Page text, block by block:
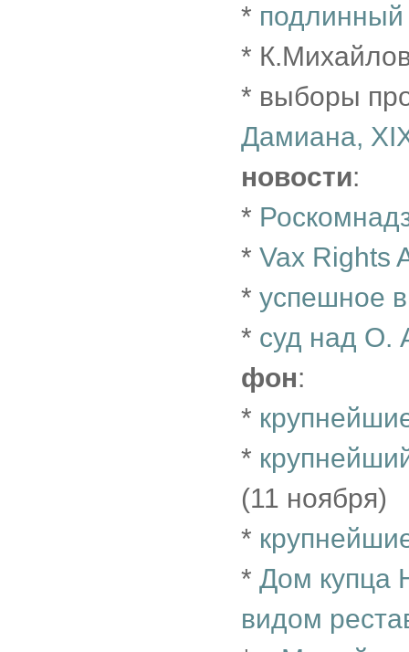
* подлинный
*
* выборы
Дамиана,
новости:
*
* Vax Rights
* успешное
* суд над О.
фон:
*
*
(11 ноября)
*
* Дом купца
видом